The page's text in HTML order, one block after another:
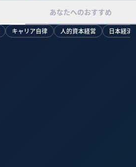
あなたへのおすすめ
キャリア自律 人的資本経営 日本経済